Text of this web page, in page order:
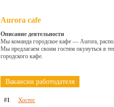
Aurora cafe
Описание деятельности
Мы команда городское кафе — Aurora,
Мы предлагаем своим гостям окунуться в
городского кафе.
Вакансии работодателя
#1 Хостес